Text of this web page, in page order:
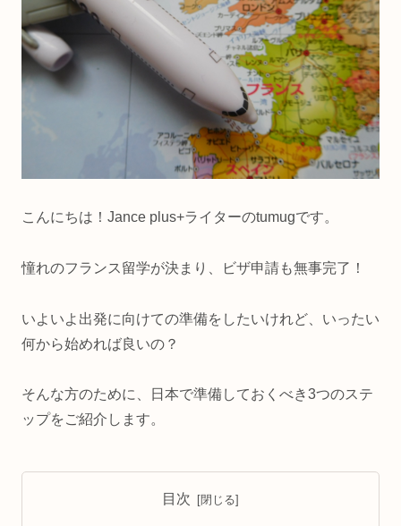
こんにちは！Jance plus+ライターのtumugです。
憧れのフランス留学が決まり、ビザ申請も無事完了！
いよいよ出発に向けての準備をしたいけれど、いったい
何から始めれば良いの？
そんな方のために、日本で準備しておくべき3つのステ
ップをご紹介します。
目次